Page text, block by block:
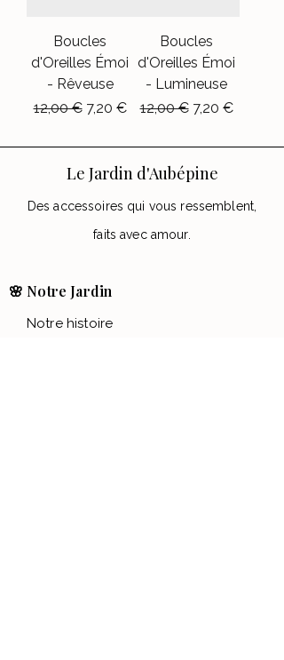
Boucles
d'Oreilles Émoi
- Rêveuse
Prix original
12,00 € Prix promotionnel
7,20 €
Boucles
d'Oreilles Émoi
- Lumineuse
Prix original
12,00 € Prix
7,20 €
Le Jardin d'Aubépine
Des accessoires qui vous ressemblent,
faits avec amour.
🌸 Notre Jardin
Notre histoire